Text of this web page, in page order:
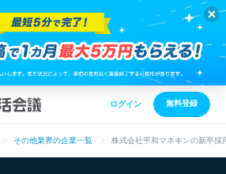
ログイン 無料登録
その他業界の企業一覧 株式会社平和マネキンの新卒採